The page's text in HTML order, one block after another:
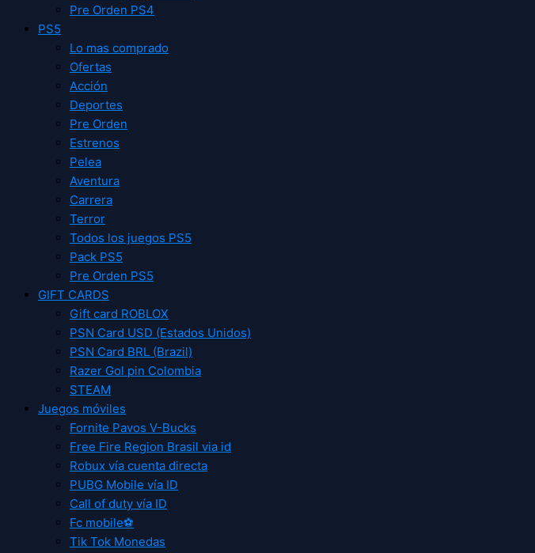
Pre Orden PS4
PS5
Lo mas comprado
Ofertas
Acción
Deportes
Pre Orden
Estrenos
Pelea
Aventura
Carrera
Terror
Todos los juegos PS5
Pack PS5
Pre Orden PS5
GIFT CARDS
Gift card ROBLOX
PSN Card USD (Estados Unidos)
PSN Card BRL (Brazil)
Razer Gol pin Colombia
STEAM
Juegos móviles
Fornite Pavos V-Bucks
Free Fire Region Brasil via id
Robux vía cuenta directa
PUBG Mobile vía ID
Call of duty vía ID
Fc mobile⚽
Tik Tok Monedas